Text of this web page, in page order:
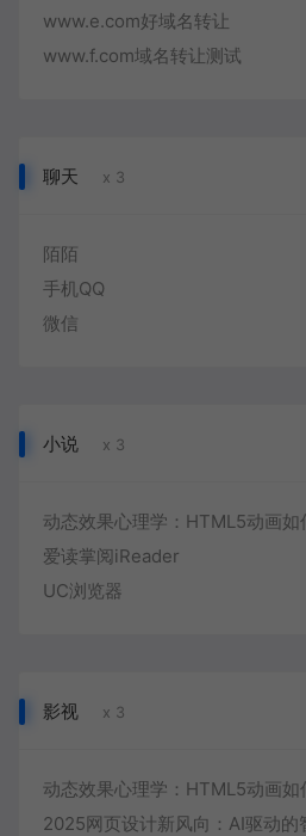
www.e.com好域名转让
www.f.com域名转让测试
聊天 x 3
陌陌
手机QQ
微信
小说 x 3
动态效果心理学：HTML5动画如
爱读掌阅iReader
UC浏览器
影视 x 3
动态效果心理学：HTML5动画如
2025网页设计新风向：AI驱动的